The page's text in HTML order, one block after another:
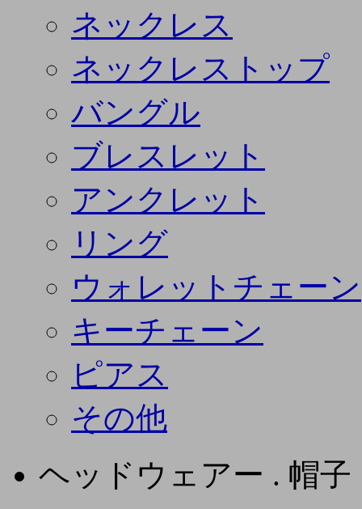
ネックレス
ネックレストップ
バングル
ブレスレット
アンクレット
リング
ウォレットチェーン
キーチェーン
ピアス
その他
ヘッドウェアー . 帽子